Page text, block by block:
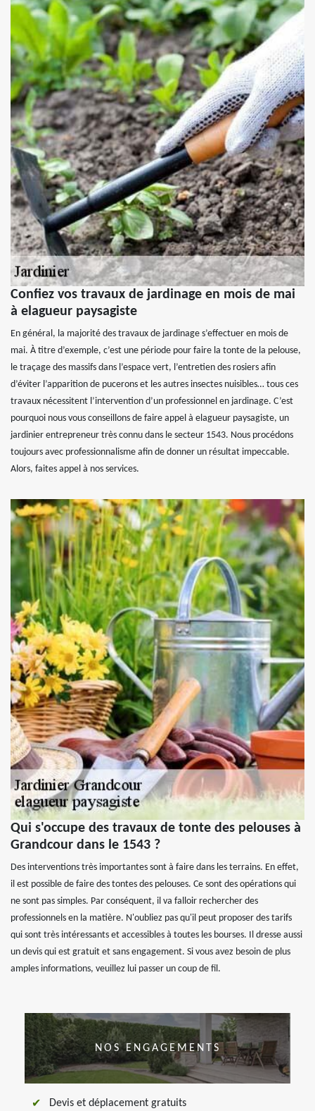
Confiez vos travaux de jardinage en mois de mai
à elagueur paysagiste
En général, la majorité des travaux de jardinage s’effectuer en mois de
mai. À titre d’exemple, c’est une période pour faire la tonte de la pelouse,
le traçage des massifs dans l’espace vert, l’entretien des rosiers afin
d’éviter l’apparition de pucerons et les autres insectes nuisibles… tous ces
travaux nécessitent l’intervention d’un professionnel en jardinage. C’est
pourquoi nous vous conseillons de faire appel à elagueur paysagiste, un
jardinier entrepreneur très connu dans le secteur 1543. Nous procédons
toujours avec professionnalisme afin de donner un résultat impeccable.
Alors, faites appel à nos services.
Qui s'occupe des travaux de tonte des pelouses à
Grandcour dans le 1543 ?
Des interventions très importantes sont à faire dans les terrains. En effet,
il est possible de faire des tontes des pelouses. Ce sont des opérations qui
ne sont pas simples. Par conséquent, il va falloir rechercher des
professionnels en la matière. N'oubliez pas qu'il peut proposer des tarifs
qui sont très intéressants et accessibles à toutes les bourses. Il dresse aussi
un devis qui est gratuit et sans engagement. Si vous avez besoin de plus
amples informations, veuillez lui passer un coup de fil.
NOS ENGAGEMENTS
Devis et déplacement gratuits